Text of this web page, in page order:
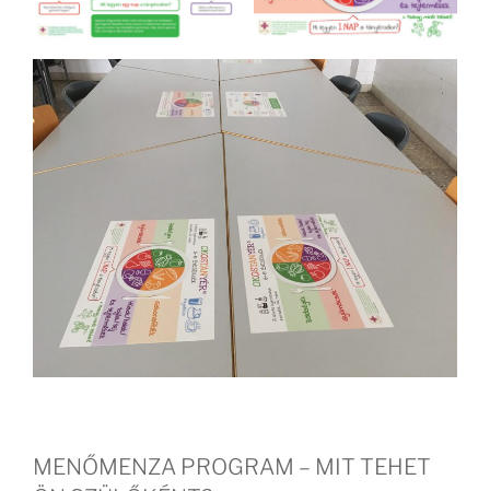
MENŐMENZA PROGRAM – MIT TEHET